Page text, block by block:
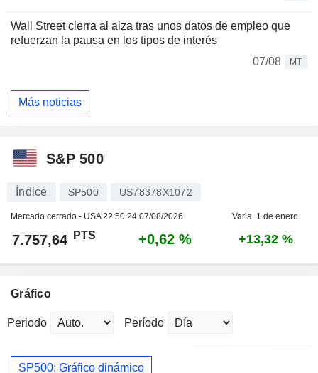
Wall Street cierra al alza tras unos datos de empleo que
refuerzan la pausa en los tipos de interés
07/08
MT
Más noticias
S&P 500
Índice SP500 US78378X1072
Mercado cerrado - USA22:50:24 07/08/2026 Varia. 1 de enero.
7.757,64 PTS +0,62 % +13,32 %
Gráfico
Periodo Período
SP500: Gráfico dinámico